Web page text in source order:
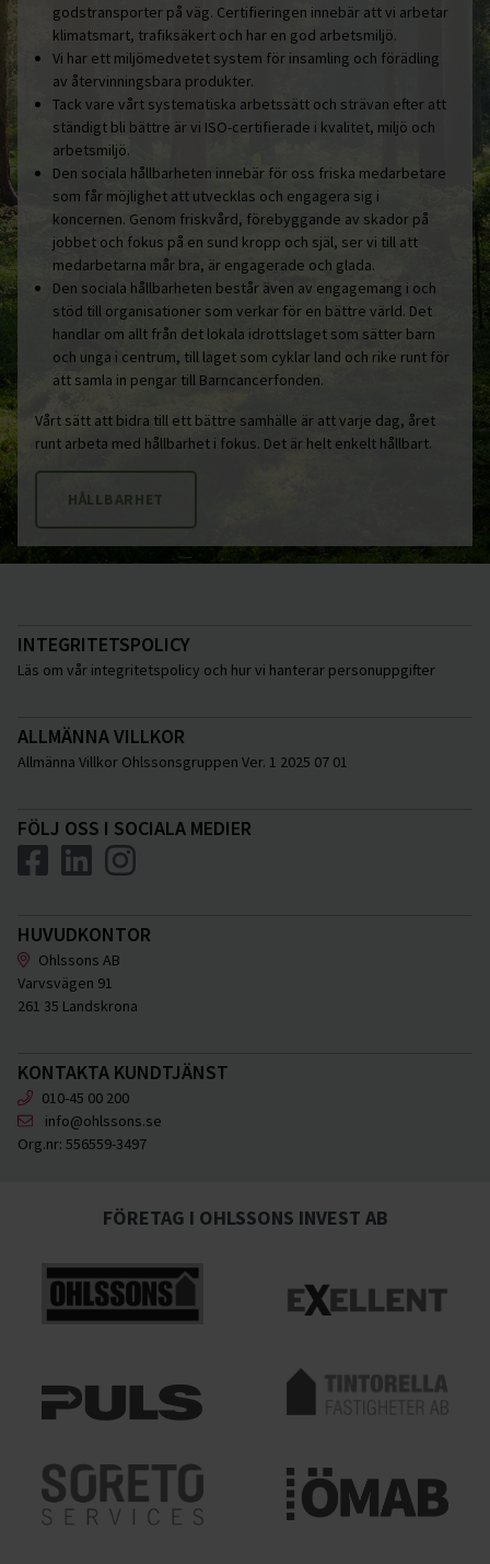
godstransporter på väg. Certifieringen innebär att vi arbetar
klimatsmart, trafiksäkert och har en god arbetsmiljö.
Vi har ett miljömedvetet system för insamling och förädling
av återvinningsbara produkter.
Tack vare vårt systematiska arbetssätt och strävan efter att
ständigt bli bättre är vi ISO-certifierade i kvalitet, miljö och
arbetsmiljö.
Den sociala hållbarheten innebär för oss friska medarbetare
som får möjlighet att utvecklas och engagera sig i
koncernen. Genom friskvård, förebyggande av skador på
jobbet och fokus på en sund kropp och själ, ser vi till att
medarbetarna mår bra, är engagerade och glada.
Den sociala hållbarheten består även av engagemang i och
stöd till organisationer som verkar för en bättre värld. Det
handlar om allt från det lokala idrottslaget som sätter barn
och unga i centrum, till laget som cyklar land och rike runt för
att samla in pengar till Barncancerfonden.
Vårt sätt att bidra till ett bättre samhälle är att varje dag, året
runt arbeta med hållbarhet i fokus. Det är helt enkelt hållbart.
HÅLLBARHET
INTEGRITETSPOLICY
Läs om vår integritetspolicy och hur vi hanterar personuppgifter
ALLMÄNNA VILLKOR
Allmänna Villkor Ohlssonsgruppen Ver. 1 2025 07 01
FÖLJ OSS I SOCIALA MEDIER
HUVUDKONTOR
Ohlssons AB
Varvsvägen 91
261 35 Landskrona
KONTAKTA KUNDTJÄNST
010-45 00 200
info@ohlssons.se
Org.nr: 556559-3497
FÖRETAG I OHLSSONS INVEST AB